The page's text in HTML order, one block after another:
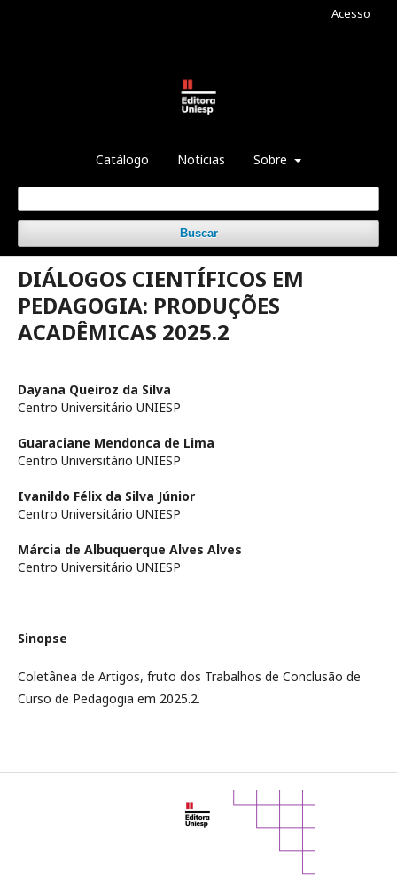
Catálogo Notícias Sobre
Buscar
Acesso
DIÁLOGOS CIENTÍFICOS EM
PEDAGOGIA: PRODUÇÕES
ACADÊMICAS 2025.2
Dayana Queiroz da Silva
Centro Universitário UNIESP
Guaraciane Mendonca de Lima
Centro Universitário UNIESP
Ivanildo Félix da Silva Júnior
Centro Universitário UNIESP
Márcia de Albuquerque Alves Alves
Centro Universitário UNIESP
Sinopse
Coletânea de Artigos, fruto dos Trabalhos de Conclusão de
Curso de Pedagogia em 2025.2.